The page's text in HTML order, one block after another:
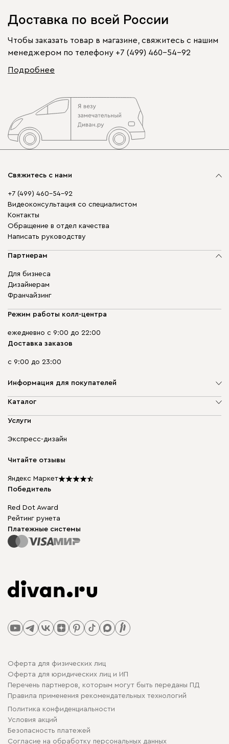
Доставка по всей России
Чтобы заказать товар в магазине, свяжитесь с нашим
менеджером по телефону +7 (499) 460-54-92
Подробнее
Свяжитесь с нами
+7 (499) 460-54-92
Видеоконсультация со специалистом
Контакты
Обращение в отдел качества
Написать руководству
Партнерам
Для бизнеса
Дизайнерам
Франчайзинг
Режим работы колл-центра
ежедневно с 9:00 до 22:00
Доставка заказов
с 9:00 до 23:00
Информация для покупателей
О компании
Доставка и оплата
диван.клуб
Карьера
Мы в прессе
Каталог
Мягкая мебель
Бескаркасная мебель
Столы и стулья
Услуги
Экспресс-дизайн
Читайте отзывы
Яндекс Маркет
Победитель
Red Dot Award
Рейтинг рунета
Платежные системы
Оферта для физических лиц
Оферта для юридических лиц и ИП
Перечень партнеров, которым могут быть переданы ПД
Правила применения рекомендательных технологий
Политика конфиденциальности
Условия акций
Безопасность платежей
Cогласие на обработку персональных данных